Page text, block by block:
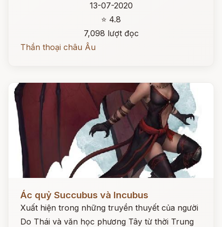
13-07-2020
⭐ 4.8
7,098 lượt đọc
Thần thoại châu Âu
Đọc ngay
Ác quỷ Succubus và Incubus
Xuất hiện trong những truyền thuyết của người
Do Thái và văn học phương Tây từ thời Trung